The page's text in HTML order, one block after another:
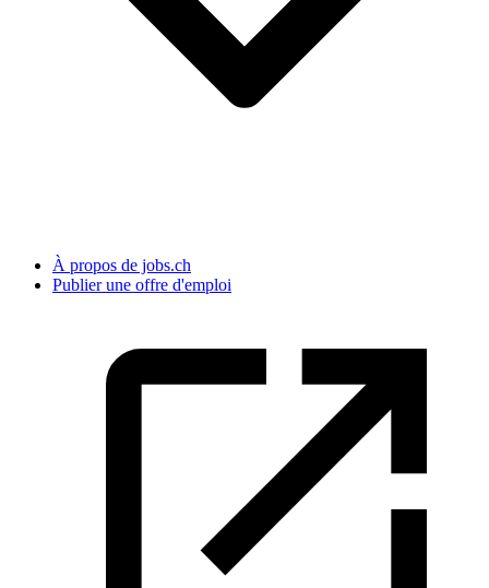
À propos de jobs.ch
Publier une offre d'emploi